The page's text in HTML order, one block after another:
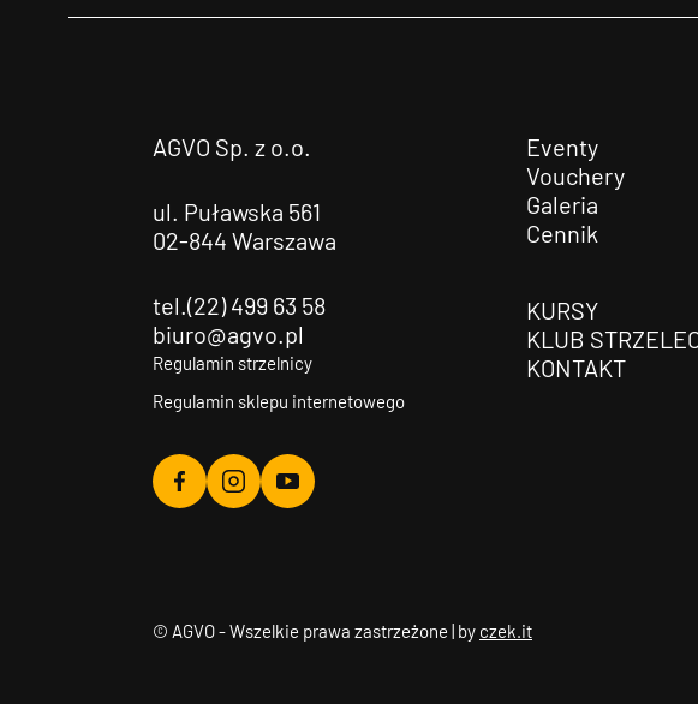
AGVO Sp. z o.o.
ul. Puławska 561
02-844 Warszawa
tel.(22) 499 63 58
biuro@agvo.pl
Regulamin strzelnicy
Regulamin sklepu internetowego
Agvo
Agvo
Agvo
Eventy
Vouchery
Galeria
Cennik
KURSY
KLUB
KONTAKT
© AGVO - Wszelkie prawa zastrzeżone | by czek.it